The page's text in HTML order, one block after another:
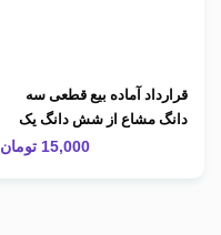
قرارداد آماده بیع قطعی سه
دانگ مشاع از شش دانگ یک
باب خانه مسکونی15,000 تومان